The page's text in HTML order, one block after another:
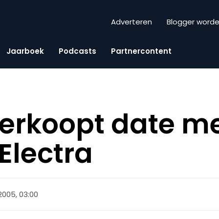
Adverteren Blogger
Jaarboek Podcasts Partnercontent
date
03:00